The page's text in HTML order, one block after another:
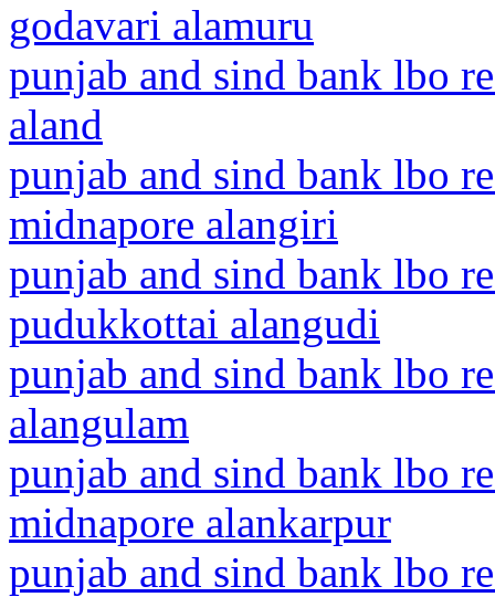
godavari alamuru
punjab and sind bank lbo
aland
punjab and sind bank lbo
midnapore alangiri
punjab and sind bank lbo
pudukkottai alangudi
punjab and sind bank lbo
alangulam
punjab and sind bank lbo
midnapore alankarpur
punjab and sind bank lbo